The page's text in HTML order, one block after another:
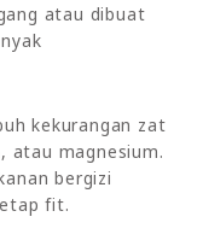
atau dibuat
kekurangan zat
atau magnesium.
bergizi
fit.